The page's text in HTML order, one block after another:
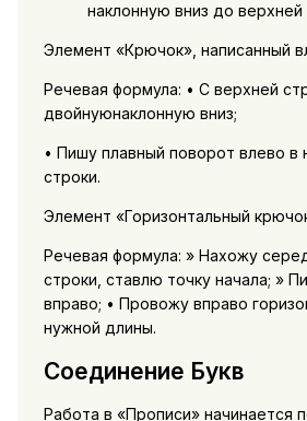
наклонную вниз до верхней
Элемент «Крючок», написанный
Речевая формула: • С верхней
двойнуюнаклонную вниз;
• Пишу плавный поворот влево в
строки.
Элемент «Горизонтальный
Речевая формула: » Нахожу
строки, ставлю точку начала; »
вправо; • Провожу вправо
нужной длины.
Соединение Букв
Работа в «Прописи» начинается